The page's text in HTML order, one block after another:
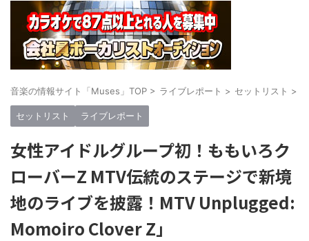
音楽の情報サイト「Muses」TOP > ライブレポート > セットリスト >
セットリスト ライブレポート
女性アイドルグループ初！ももいろク
ローバーZ MTV伝統のステージで新境
地のライブを披露！MTV Unplugged:
Momoiro Clover Z」